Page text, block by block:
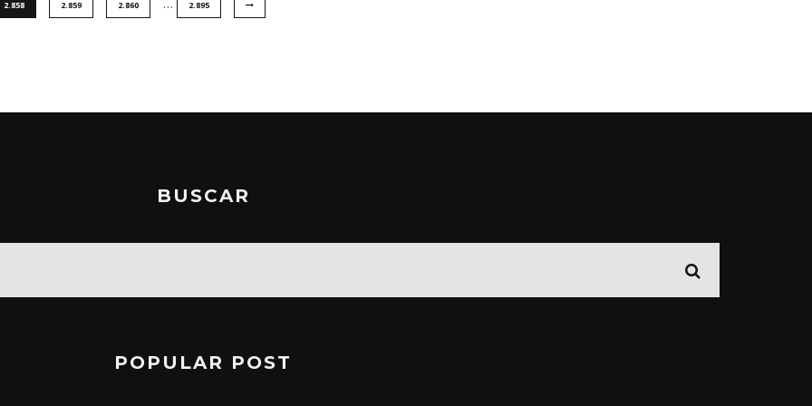
2.858 2.859 2.860 2.895
BUSCAR
POPULAR POST